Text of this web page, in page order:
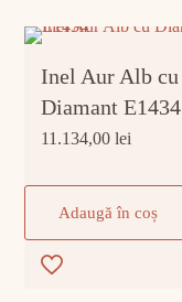
Inel Aur Alb cu
Diamant E1434
11.134,00lei
Adaugă în coș